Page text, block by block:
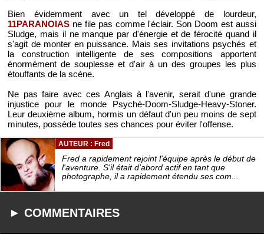
Bien évidemment avec un tel développé de lourdeur,
11PARANOIAS ne file pas comme l'éclair. Son Doom est aussi
Sludge, mais il ne manque par d'énergie et de férocité quand il
s'agit de monter en puissance. Mais ses invitations psychés et
la construction intelligente de ses compositions apportent
énormément de souplesse et d'air à un des groupes les plus
étouffants de la scène.
Ne pas faire avec ces Anglais à l'avenir, serait d'une grande
injustice pour le monde Psyché-Doom-Sludge-Heavy-Stoner.
Leur deuxième album, hormis un défaut d'un peu moins de sept
minutes, possède toutes ses chances pour éviter l'offense.
AUTEUR : Fred
Fred a rapidement rejoint l'équipe après le début de
l'aventure. S'il était d'abord actif en tant que
photographe, il a rapidement étendu ses com...
► COMMENTAIRES